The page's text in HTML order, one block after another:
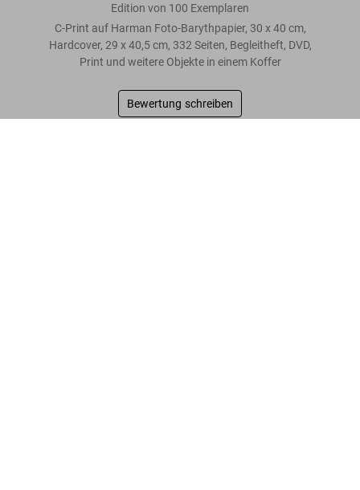
Edition von 100 Exemplaren
C-Print auf Harman Foto-Barythpapier, 30 x 40 cm,
Hardcover, 29 x 40,5 cm, 332 Seiten, Begleitheft, DVD,
Print und weitere Objekte in einem Koffer
Bewertung schreiben